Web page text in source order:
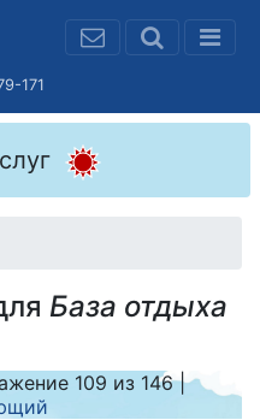
171
База отдыха
109 из 146|